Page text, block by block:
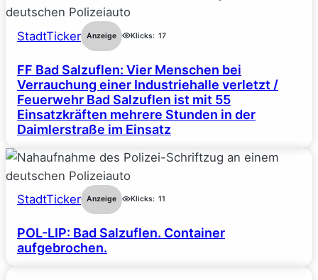
StadtTicker Anzeige Klicks: 17
FF Bad Salzuflen: Vier Menschen bei
Verrauchung einer Industriehalle verletzt /
Feuerwehr Bad Salzuflen ist mit 55
Einsatzkräften mehrere Stunden in der
Daimlerstraße im Einsatz
StadtTicker Anzeige Klicks: 11
POL-LIP: Bad Salzuflen. Container
aufgebrochen.